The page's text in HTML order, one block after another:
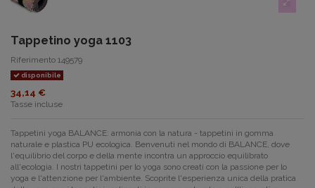
Tappetino yoga 1103
Riferimento 149579
disponibile
34,14 €
Tasse incluse
Tappetini yoga BALANCE: armonia con la natura - tappetini in gomma
naturale e plastica PU ecologica. Benvenuti nel mondo di BALANCE, dove
l'equilibrio del corpo e della mente incontra un approccio equilibrato
all'ecologia. I nostri tappetini per lo yoga sono creati con la passione per lo
yoga e l'attenzione per l'ambiente. Scoprite l'esperienza unica della pratica